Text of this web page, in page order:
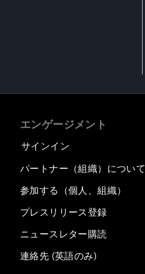
エンゲージメント
サインイン
パートナー（組織）について
参加する（個人、組織）
プレスリリース登録
ニュースレター購読
連絡先 (英語のみ)